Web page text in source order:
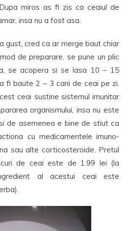
miros as fi zis ca ceaiul de
insa nu a fost asa.
gust, cred ca ar merge baut chiar
de preparare, se pune un plic
se acopera si se lasa 10 – 15
fi baute 2 – 3 cani de ceai pe zi.
ceai sustine sistemul imunitar
organismului, insa nu este
de asemenea e bine de stiut ca
cu medicamentele imuno-
sau alte corticosteroide. Pretul
de ceai este de 1.99 lei (la
al acestui ceai este